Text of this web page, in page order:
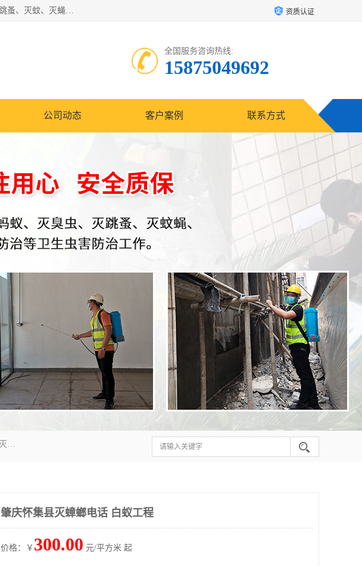
江门市瑞可环境科技有限公司是具有白蚁防治资质的大型专业除四害公司;专业灭老鼠、灭臭虫、灭蟑螂、灭跳蚤、灭蚊、灭蝇、灭白蚁、防蛇等各种害虫的防治。经过多年的努力，公司发展成为集PCO研究、生物制药、害虫防治于一体的专业杀虫灭鼠公司。 资质认证
全国服务咨询热线:
15875049692
公司动态 客户案例 联系方式
江门市瑞可环境科技有限公司是具有白蚁防治资质的大型专业除四害公司;专业灭老鼠、灭臭虫、灭蟑螂、灭跳蚤、灭蚊、灭蝇、灭白蚁、防蛇等各种害虫的防治。经过多年的努力，公司发展成为集PCO研究、生物制药、害虫防治于一体的专业杀虫灭鼠公司。
肇庆怀集县灭蟑螂电话 白蚁工程
价格：￥ 300.00 元/平方米 起